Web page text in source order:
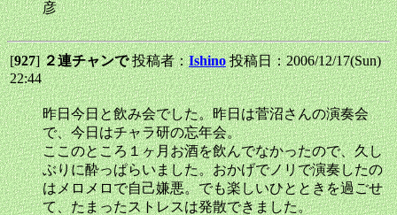
彦
[927]２連チャンで投稿者：Ishino 投稿日：2006/12/17(Sun)
22:44
昨日今日と飲み会でした。昨日は菅沼さんの演奏会
で、今日はチャラ研の忘年会。
ここのところ１ヶ月お酒を飲んでなかったので、久し
ぶりに酔っぱらいました。おかげでノリで演奏したの
はメロメロで自己嫌悪。でも楽しいひとときを過ごせ
て、たまったストレスは発散できました。